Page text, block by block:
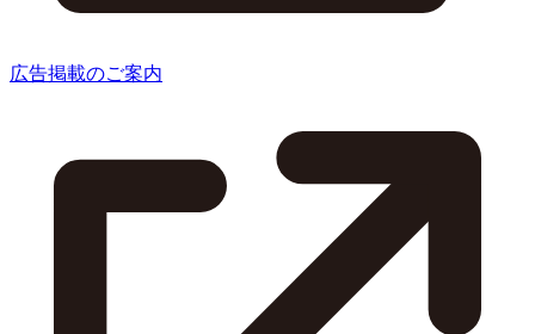
広告掲載のご案内